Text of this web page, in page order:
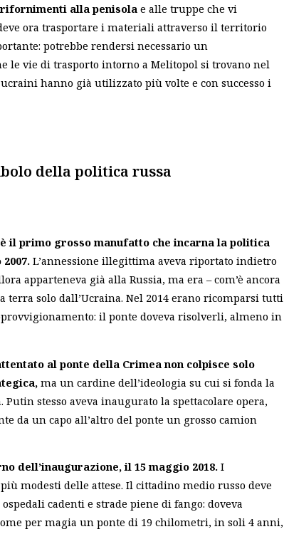
alla penisola e alle truppe che vi
ora trasportare i materiali attraverso il territorio
potrebbe rendersi necessario un
le vie di trasporto intorno a Melitopol si trovano nel
hanno già utilizzato più volte e con successo i
della politica russa
il primo grosso manufatto che incarna la politica
L’annessione illegittima aveva riportato indietro
apparteneva già alla Russia, ma era – com’è ancora
terra solo dall’Ucraina. Nel 2014 erano ricomparsi tutti
il ponte doveva risolverli, almeno in
al ponte della Crimea non colpisce solo
ma un cardine dell’ideologia su cui si fonda la
Putin stesso aveva inaugurato la spettacolare opera,
da un capo all’altro del ponte un grosso camion
dell’inaugurazione, il 15 maggio 2018. I
modesti delle attese. Il cittadino medio russo deve
cadenti e strade piene di fango: doveva
per magia un ponte di 19 chilometri, in soli 4 anni,